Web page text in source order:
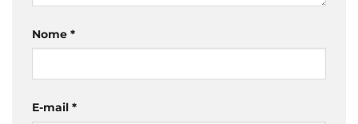
Nome *
E-mail *